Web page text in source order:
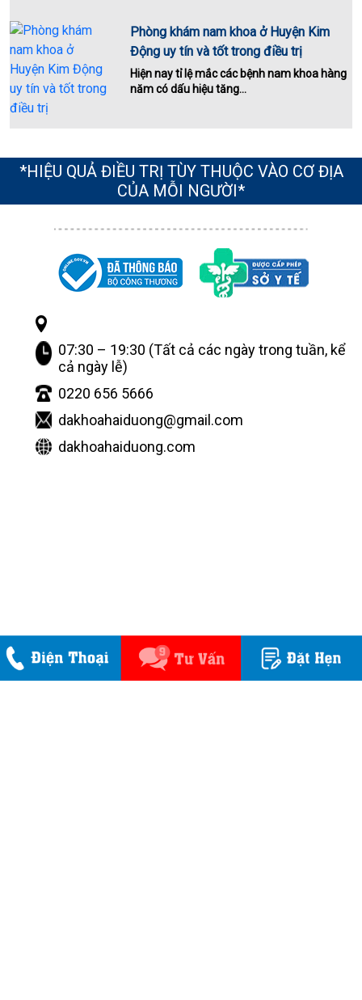
Phòng khám nam khoa ở Huyện Kim
Động uy tín và tốt trong điều trị
Hiện nay tỉ lệ mắc các bệnh nam khoa hàng
năm có dấu hiệu tăng...
*HIỆU QUẢ ĐIỀU TRỊ TÙY THUỘC VÀO CƠ ĐỊA
CỦA MỖI NGƯỜI*
07:30 – 19:30 (Tất cả các ngày trong tuần, kể
cả ngày lễ)
0220 656 5666
dakhoahaiduong@gmail.com
dakhoahaiduong.com